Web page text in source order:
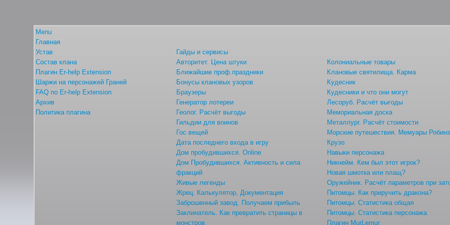
Menu
Главная
Устав
Состав клана
Плагин Er-help Extension
Шаржи на персонажей Граней
FAQ по Er-help Extension
Архив
Политика плагина
Гайды и сервисы
Авторитет. Цена штуки
Ближайшие проф.праздники
Бонусы клановых узоров
Браузеры
Генератор лотереи
Геолог. Расчёт выгоды
Гильдии для воинов
Гос вещей
Дата последнего входа в игру
Дом пробудившихся. Online
Дом Пробудившихся. Активность и сила
фракций
Живые легенды
Жрец. Калькулятор, Документация
Заброшенный завод. Получаем прибыль
Заклинатель. Как превратить страницы в
монстров
Колониальные товары
Клановые святилища. Карма
Кудесник
Кудесники и что они могут
Лесоруб. Расчёт выгоды
Мемориальная доска
Металлург. Расчёт стоимости
Морские путешествия. Мемуары
Крузо
Навыки персонажа
Никнейм. Кем был этот игрок?
Новая шмотка или плащ?
Оружейник. Расчёт параметров при
Питомцы. Как приручить дракона?
Питомцы. Статистика общая
Питомцы. Статистика персонажа
Плагин MurLemur